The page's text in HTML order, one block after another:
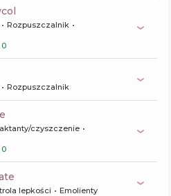
Rozpuszczalnik
0
Rozpuszczalnik
czyszczenie
0
lepkości Emolienty